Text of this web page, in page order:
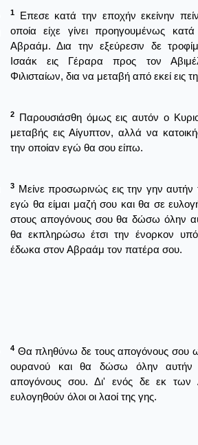
1
Επεσε κατά την εποχήν εκείνην
οποία είχε γίνει προηγουμένως
Αβραάμ. Δια την εξεύρεσιν δε
Ισαάκ εις Γέραρα προς τον
Φιλισταίων, δια να μεταβή από εκεί εις
2
Παρουσιάσθη όμως εις αυτόν ο
μεταβής εις Αίγυπτον, αλλά να
την οποίαν εγώ θα σου είπω.
3 Μείνε προσωρινώς εις την γην αυτήν
εγώ θα είμαι μαζή σου και θα σε
στους απογόνους σου θα δώσω όλην
θα εκπληρώσω έτσι την ένορκον
έδωκα στον Αβραάμ τον πατέρα σου.
4 Θα πληθύνω δε τους απογόνους σου
ουρανού και θα δώσω όλην αυτήν
απογόνους σου. Δι' ενός δε εκ
ευλογηθούν όλοι οι λαοί της γης.